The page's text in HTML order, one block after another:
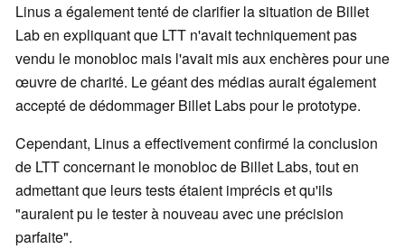
Linus a également tenté de clarifier la situation de Billet
Lab en expliquant que LTT n'avait techniquement pas
vendu le monobloc mais l'avait mis aux enchères pour une
œuvre de charité. Le géant des médias aurait également
accepté de dédommager Billet Labs pour le prototype.
Cependant, Linus a effectivement confirmé la conclusion
de LTT concernant le monobloc de Billet Labs, tout en
admettant que leurs tests étaient imprécis et qu'ils
"auraient pu le tester à nouveau avec une précision
parfaite".